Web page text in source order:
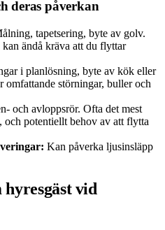
deras påverkan
tapetsering, byte av golv.
ändå kräva att du flyttar
i planlösning, byte av kök eller
omfattande störningar, buller och
och avloppsrör. Ofta det mest
och potentiellt behov av att flytta
Kan påverka ljusinsläpp
vid